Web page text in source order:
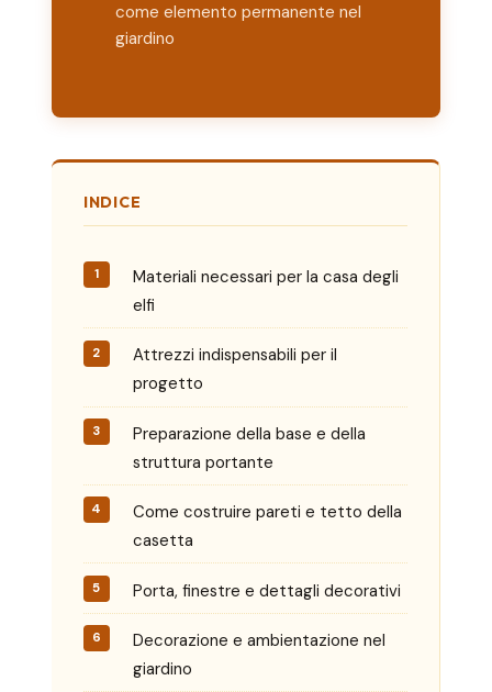
come elemento permanente nel
giardino
INDICE
Materiali necessari per la casa degli
elfi
Attrezzi indispensabili per il
progetto
Preparazione della base e della
struttura portante
Come costruire pareti e tetto della
casetta
Porta, finestre e dettagli decorativi
Decorazione e ambientazione nel
giardino